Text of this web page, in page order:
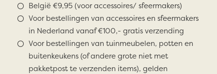
België €9,95 (voor accessoires/ sfeermakers)
Voor bestellingen van accessoires en sfeermakers
in Nederland vanaf €100,- gratis verzending
Voor bestellingen van tuinmeubelen, potten en
buitenkeukens (of andere grote niet met
pakketpost te verzenden items), gelden